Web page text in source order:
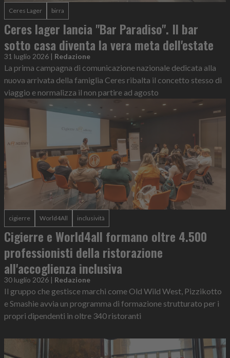
Ceres Lager birra
Ceres lager lancia "Bar Paradiso". Il bar
sotto casa diventa la vera meta dell'estate
31 luglio 2026 | Redazione
La prima campagna di comunicazione nazionale dedicata alla
nuova arrivata della famiglia Ceres ribalta il concetto stesso di
viaggio e normalizza il non partire ad agosto
cigierre World4All inclusività
Cigierre e World4all formano oltre 4.500
professionisti della ristorazione
all'accoglienza inclusiva
30 luglio 2026 | Redazione
Il gruppo che gestisce marchi come Old Wild West, Pizzikotto
e Smashie avvia un programma di formazione strutturato per i
propri dipendenti in oltre 340 ristoranti